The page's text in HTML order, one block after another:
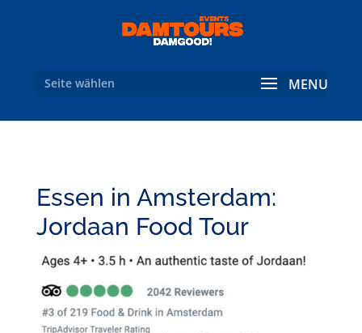
Seite wählen
Essen in Amsterdam:
Jordaan Food Tour